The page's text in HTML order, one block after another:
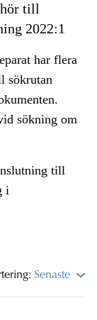
till
2022:1
har flera
sökrutan
sökning om
till
i
Senaste